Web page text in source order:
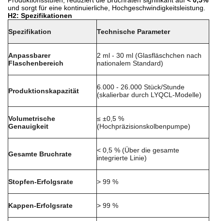
und sorgt für eine kontinuierliche, Hochgeschwindigkeitsleistung.
H2: Spezifikationen
Spezifikation Technische Parameter
Anpassbarer
Flaschenbereich
2 ml - 30 ml (Glasfläschchen nach
nationalem Standard)
Produktionskapazität
6.000 - 26.000 Stück/Stunde
(skalierbar durch LYQCL-Modelle)
Volumetrische
Genauigkeit
≤ ±0,5 %
(Hochpräzisionskolbenpumpe)
Gesamte Bruchrate
< 0,5 % (Über die gesamte
integrierte Linie)
Stopfen-Erfolgsrate > 99 %
Kappen-Erfolgsrate > 99 %